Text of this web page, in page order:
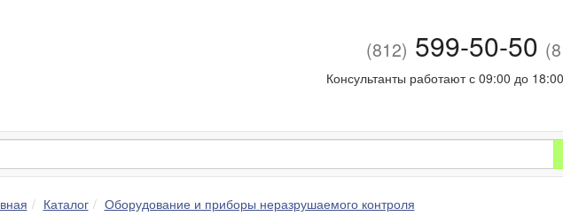
(812) 599-50-50
Консультанты работают с 09:00 до
Каталог Оборудование и приборы неразрушаемого контроля